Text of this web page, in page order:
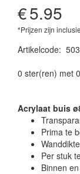
€5.95
*Prijzen zijn
Artikelcode:
0 ster(ren) met
Acrylaat buis
Prima te
Per stuk
Binnen